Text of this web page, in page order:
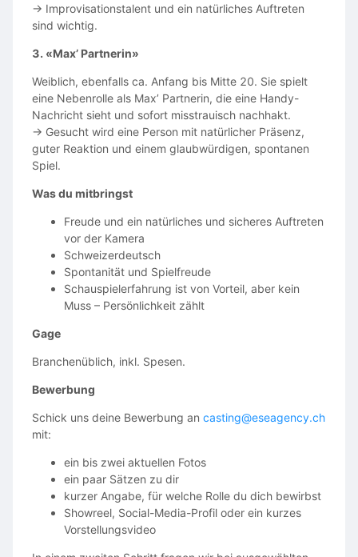
→ Improvisationstalent und ein natürliches Auftreten
sind wichtig.
3. «Max’ Partnerin»
Weiblich, ebenfalls ca. Anfang bis Mitte 20. Sie spielt
eine Nebenrolle als Max’ Partnerin, die eine Handy-
Nachricht sieht und sofort misstrauisch nachhakt.
→ Gesucht wird eine Person mit natürlicher Präsenz,
guter Reaktion und einem glaubwürdigen, spontanen
Spiel.
Was du mitbringst
Freude und ein natürliches und sicheres Auftreten
vor der Kamera
Schweizerdeutsch
Spontanität und Spielfreude
Schauspielerfahrung ist von Vorteil, aber kein
Muss – Persönlichkeit zählt
Gage
Branchenüblich, inkl. Spesen.
Bewerbung
Schick uns deine Bewerbung an casting@eseagency.ch
mit:
ein bis zwei aktuellen Fotos
ein paar Sätzen zu dir
kurzer Angabe, für welche Rolle du dich bewirbst
Showreel, Social-Media-Profil oder ein kurzes
Vorstellungsvideo